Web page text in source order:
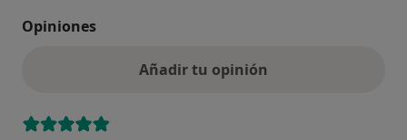
Opiniones
Añadir tu opinión